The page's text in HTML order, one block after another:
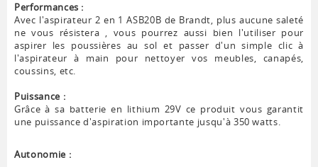
Performances :
Avec l'aspirateur 2 en 1 ASB20B de Brandt, plus aucune saleté
ne vous résistera , vous pourrez aussi bien l'utiliser pour
aspirer les poussières au sol et passer d'un simple clic à
l'aspirateur à main pour nettoyer vos meubles, canapés,
coussins, etc.
Puissance :
Grâce à sa batterie en lithium 29V ce produit vous garantit
une puissance d'aspiration importante jusqu'à 350 watts.
Autonomie :